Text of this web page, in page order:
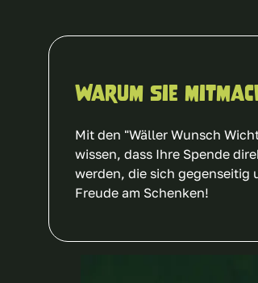
Warum Sie
Mit den "Wäller Wunsch
wissen, dass Ihre Spende
werden, die sich gegenseitig
Freude am Schenken!